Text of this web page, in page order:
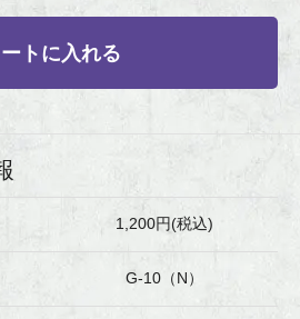
トに入れる
1,200円(税込)
G-10（N）